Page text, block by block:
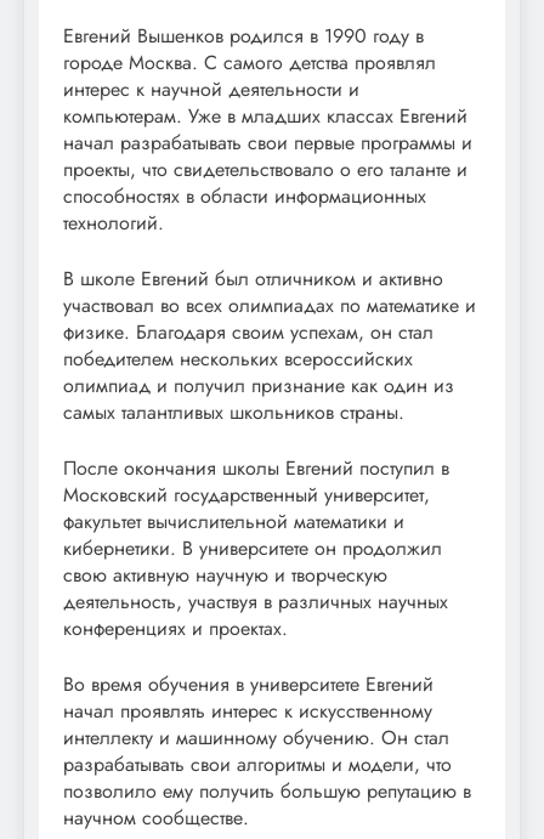
Евгений Вышенков родился в 1990 году в
городе Москва. С самого детства проявлял
интерес к научной деятельности и
компьютерам. Уже в младших классах Евгений
начал разрабатывать свои первые программы и
проекты, что свидетельствовало о его таланте и
способностях в области информационных
технологий.
В школе Евгений был отличником и активно
участвовал во всех олимпиадах по математике и
физике. Благодаря своим успехам, он стал
победителем нескольких всероссийских
олимпиад и получил признание как один из
самых талантливых школьников страны.
После окончания школы Евгений поступил в
Московский государственный университет,
факультет вычислительной математики и
кибернетики. В университете он продолжил
свою активную научную и творческую
деятельность, участвуя в различных научных
конференциях и проектах.
Во время обучения в университете Евгений
начал проявлять интерес к искусственному
интеллекту и машинному обучению. Он стал
разрабатывать свои алгоритмы и модели, что
позволило ему получить большую репутацию в
научном сообществе.